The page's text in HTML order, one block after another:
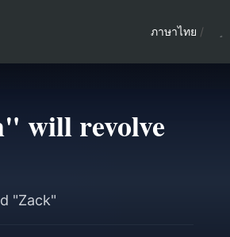
ภาษาไทย /
will revolve
"Zack"